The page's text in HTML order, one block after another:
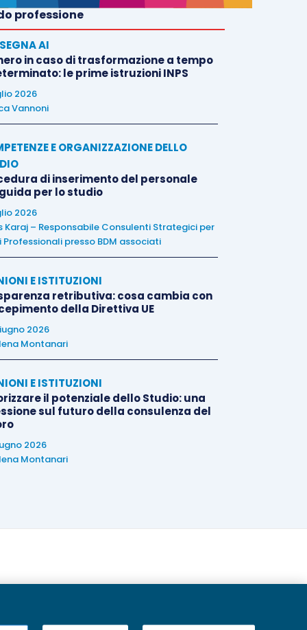
professione
AI
in caso di trasformazione a tempo
le prime istruzioni INPS
2026
Vannoni
E ORGANIZZAZIONE DELLO
di inserimento del personale
per lo studio
2026
Karaj – Responsabile Consulenti Strategici per
Professionali presso BDM associati
E ISTITUZIONI
retributiva: cosa cambia con
della Direttiva UE
2026
Montanari
E ISTITUZIONI
il potenziale dello Studio: una
sul futuro della consulenza del
2026
Montanari